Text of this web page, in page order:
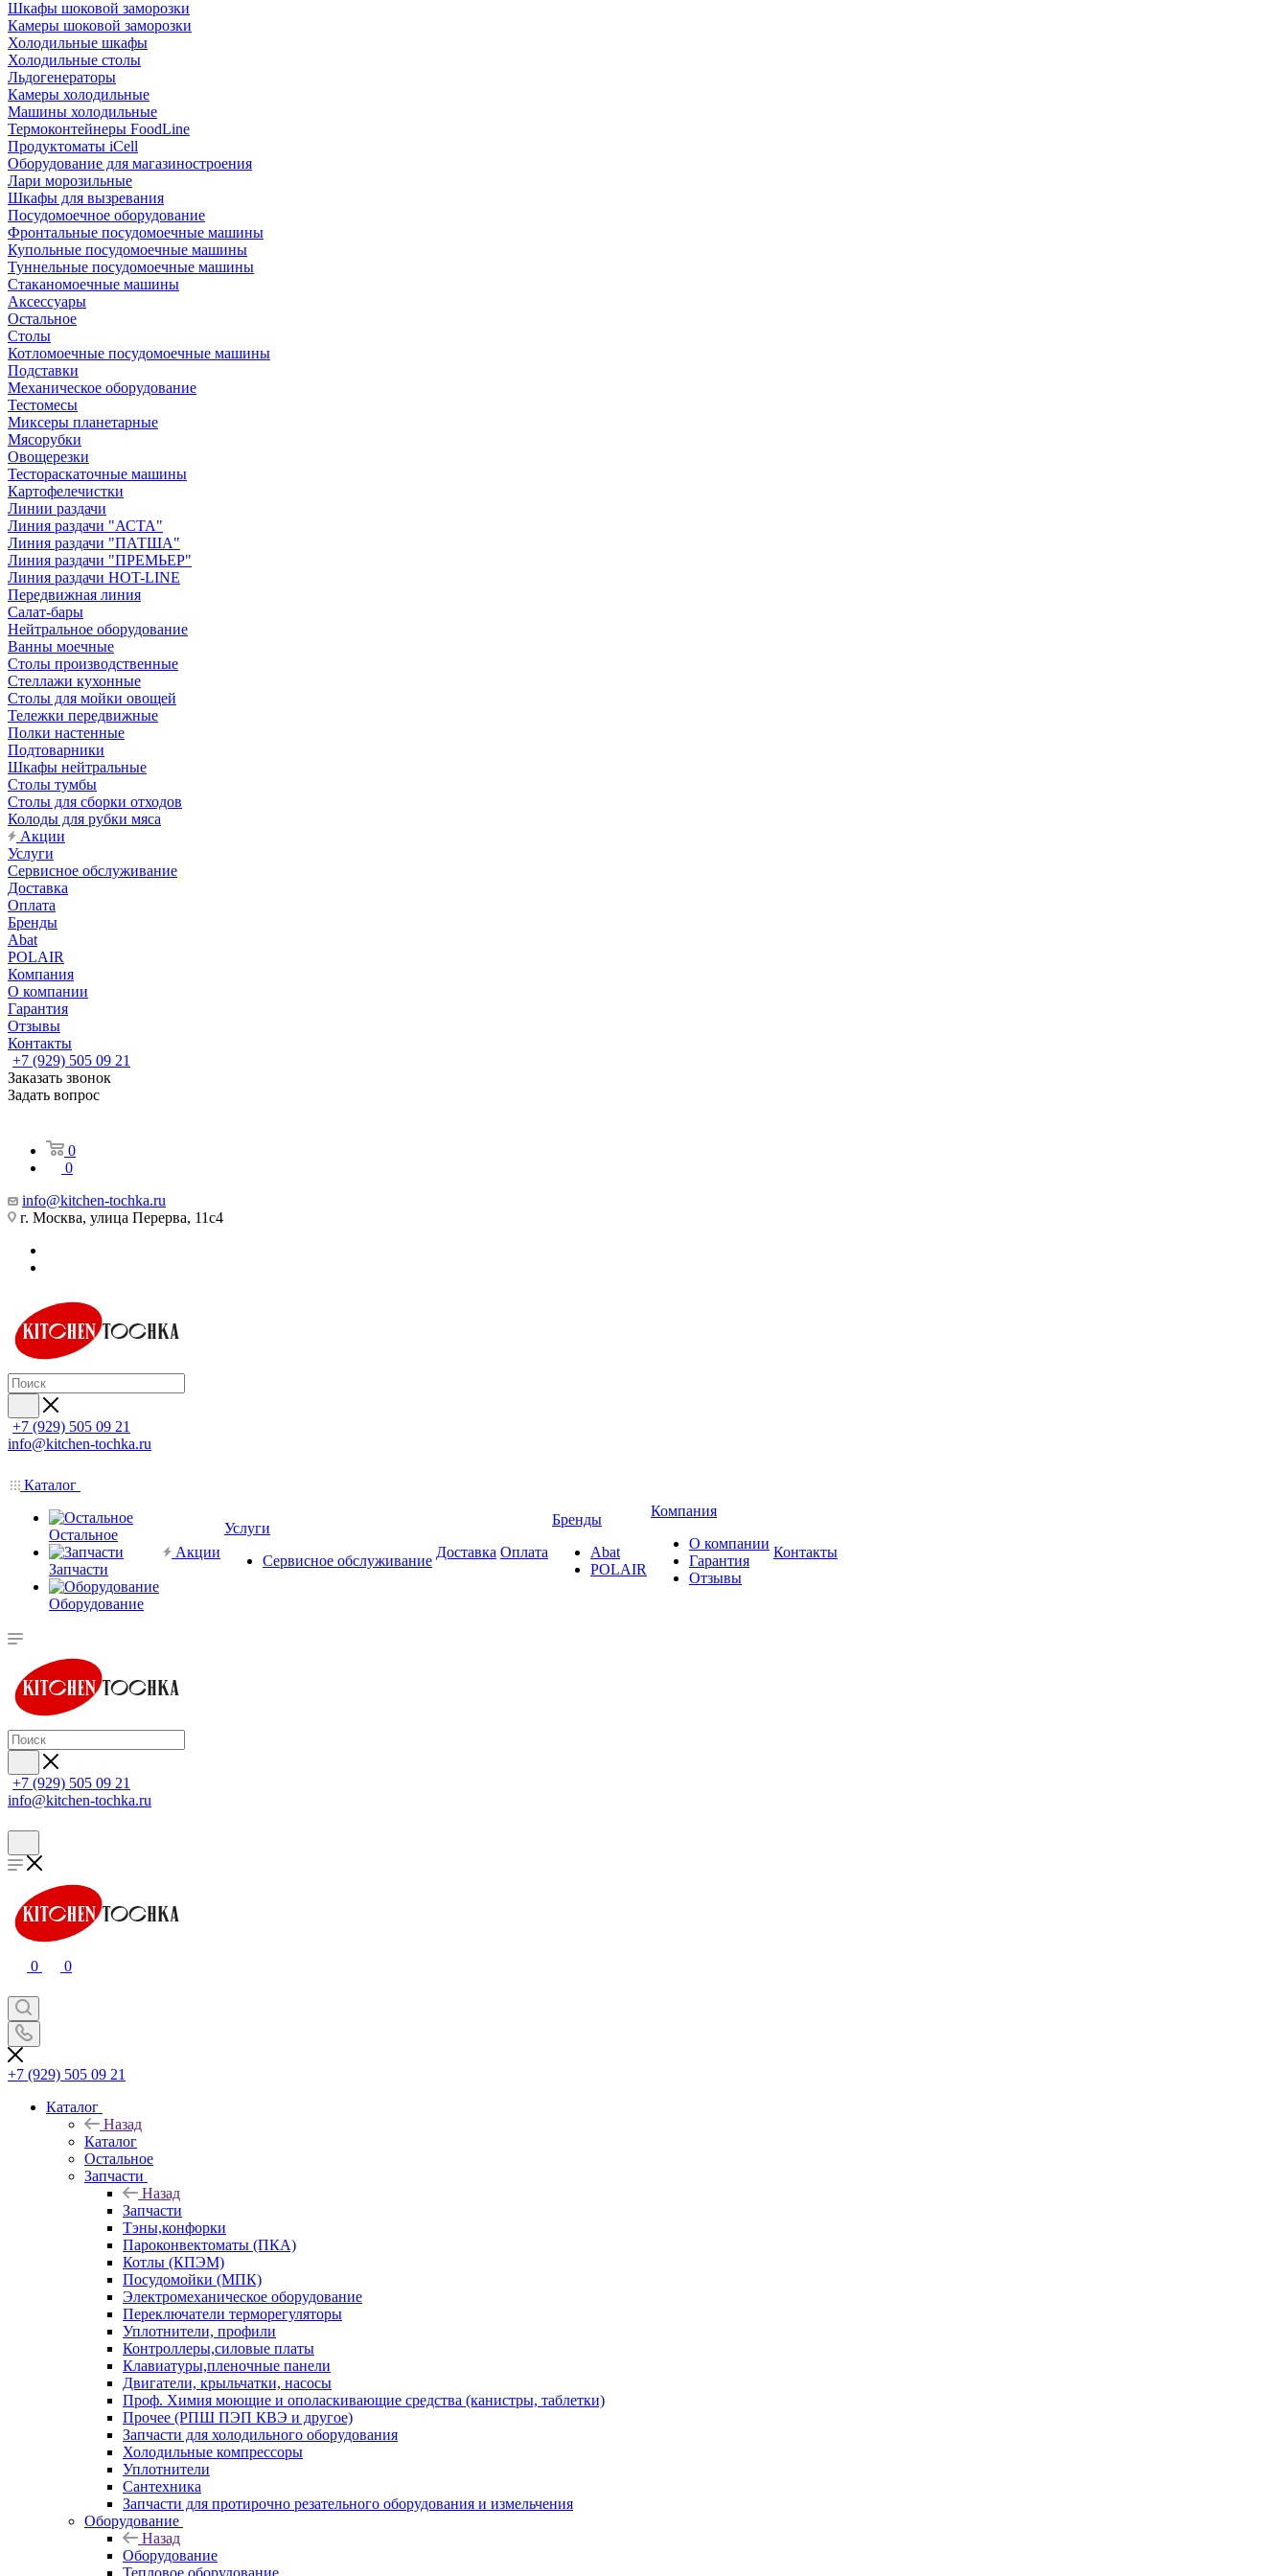
Шкафы шоковой заморозки
Камеры шоковой заморозки
Холодильные шкафы
Холодильные столы
Льдогенераторы
Камеры холодильные
Машины холодильные
Термоконтейнеры FoodLine
Продуктоматы iCell
Оборудование для магазиностроения
Лари морозильные
Шкафы для вызревания
Посудомоечное оборудование
Фронтальные посудомоечные машины
Купольные посудомоечные машины
Туннельные посудомоечные машины
Стаканомоечные машины
Аксессуары
Остальное
Столы
Котломоечные посудомоечные машины
Подставки
Механическое оборудование
Тестомесы
Миксеры планетарные
Мясорубки
Овощерезки
Тестораскаточные машины
Картофелечистки
Линии раздачи
Линия раздачи "АСТА"
Линия раздачи "ПАТША"
Линия раздачи "ПРЕМЬЕР"
Линия раздачи HOT-LINE
Передвижная линия
Салат-бары
Нейтральное оборудование
Ванны моечные
Столы производственные
Стеллажи кухонные
Столы для мойки овощей
Тележки передвижные
Полки настенные
Подтоварники
Шкафы нейтральные
Столы тумбы
Столы для сборки отходов
Колоды для рубки мяса
Акции
Услуги
Сервисное обслуживание
Доставка
Оплата
Бренды
Abat
POLAIR
Компания
О компании
Гарантия
Отзывы
Контакты
+7 (929) 505 09 21
Заказать звонок
Задать вопрос
0
0
info@kitchen-tochka.ru
г. Москва, улица Перерва, 11с4
+7 (929) 505 09 21
info@kitchen-tochka.ru
Каталог
Остальное
Запчасти
Оборудование
Акции
Услуги
Сервисное обслуживание
Доставка Оплата
Бренды
Abat
POLAIR
Компания
О компании
Гарантия
Отзывы
Контакты
+7 (929) 505 09 21
info@kitchen-tochka.ru
0 0
+7 (929) 505 09 21
Каталог
Назад
Каталог
Остальное
Запчасти
Назад
Запчасти
Тэны,конфорки
Пароконвектоматы (ПКА)
Котлы (КПЭМ)
Посудомойки (МПК)
Электромеханическое оборудование
Переключатели терморегуляторы
Уплотнители, профили
Контроллеры,силовые платы
Клавиатуры,пленочные панели
Двигатели, крыльчатки, насосы
Проф. Химия моющие и ополаскивающие средства (канистры, таблетки)
Прочее (РПШ ПЭП КВЭ и другое)
Запчасти для холодильного оборудования
Холодильные компрессоры
Уплотнители
Сантехника
Запчасти для протирочно резательного оборудования и измельчения
Оборудование
Назад
Оборудование
Тепловое оборудование